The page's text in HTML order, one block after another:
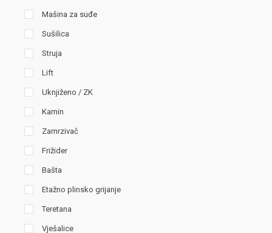
Mašina za suđe
Sušilica
Struja
Lift
Uknjiženo / ZK
Kamin
Zamrzivač
Frižider
Bašta
Etažno plinsko grijanje
Teretana
Vješalice